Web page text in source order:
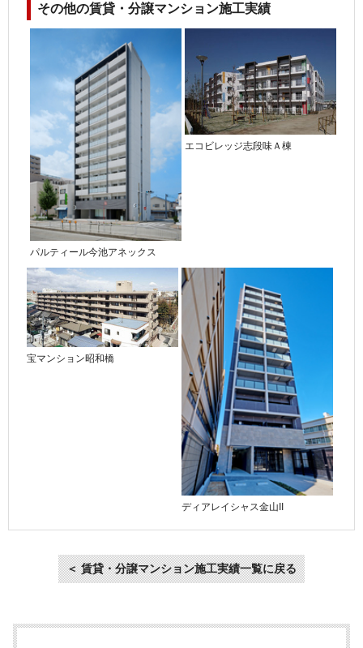
その他の賃貸・分譲マンション施工実績
パルティール今池アネックス
エコビレッジ志段味Ａ棟
宝マンション昭和橋
ディアレイシャス金山II
＜ 賃貸・分譲マンション施工実績一覧に戻る